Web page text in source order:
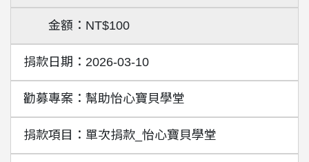
NT$100
2026-03-10
幫助怡心寶貝學堂
單次捐款_怡心寶貝學堂